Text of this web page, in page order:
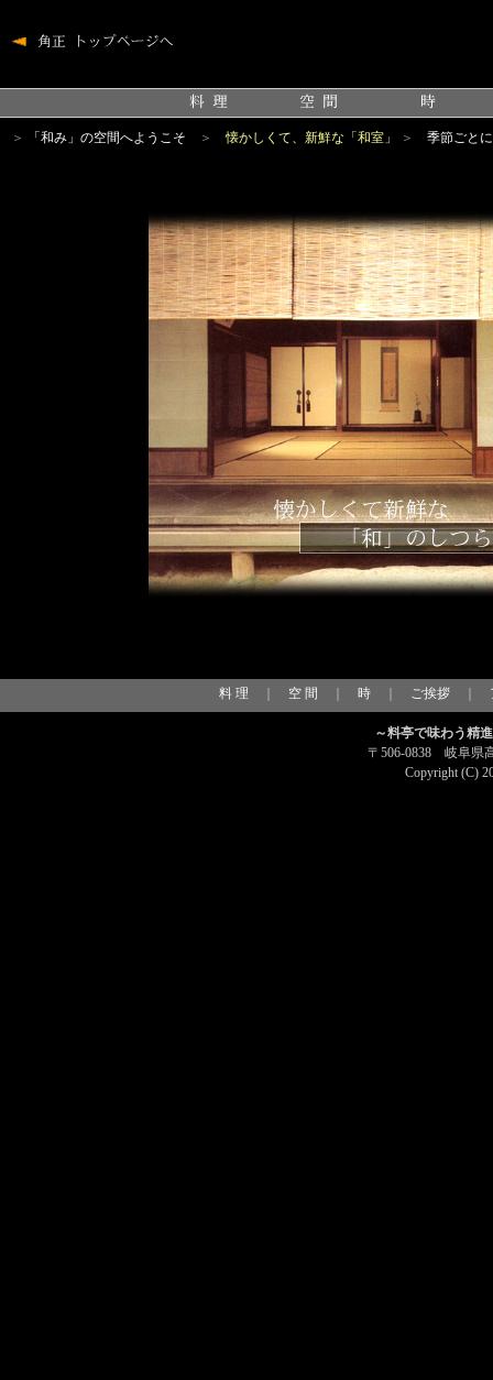
＞ 「和み」の空間へようこそ ＞ 懐かしくて、新鮮な「和室」 ＞ 季節ごと
料 理 空 間 時 ご挨拶
～料亭で味わう精
〒506-0838 岐阜県
Copyright (C)